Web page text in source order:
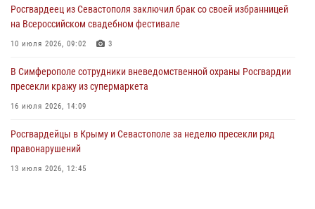
23 июля 2026, 03:38
Росгвардеец из Севастополя заключил брак со своей избранницей
на Всероссийском свадебном фестивале
10 июля 2026, 09:02 3
В Симферополе сотрудники вневедомственной охраны Росгвардии
пресекли кражу из супермаркета
16 июля 2026, 14:09
Росгвардейцы в Крыму и Севастополе за неделю пресекли ряд
правонарушений
13 июля 2026, 12:45